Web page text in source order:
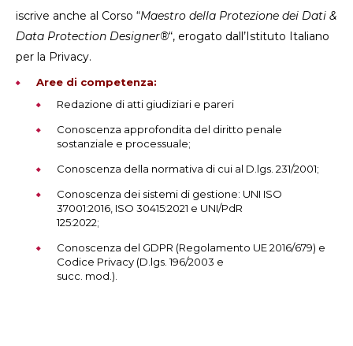
iscrive anche al Corso “Maestro della Protezione dei Dati &
Data Protection Designer®“, erogato dall’Istituto Italiano
per la Privacy.
Aree di competenza:
Redazione di atti giudiziari e pareri
Conoscenza approfondita del diritto penale
sostanziale e processuale;
Conoscenza della normativa di cui al D.lgs. 231/2001;
Conoscenza dei sistemi di gestione: UNI ISO
37001:2016, ISO 30415:2021 e UNI/PdR
125:2022;
Conoscenza del GDPR (Regolamento UE 2016/679) e
Codice Privacy (D.lgs. 196/2003 e
succ. mod.).